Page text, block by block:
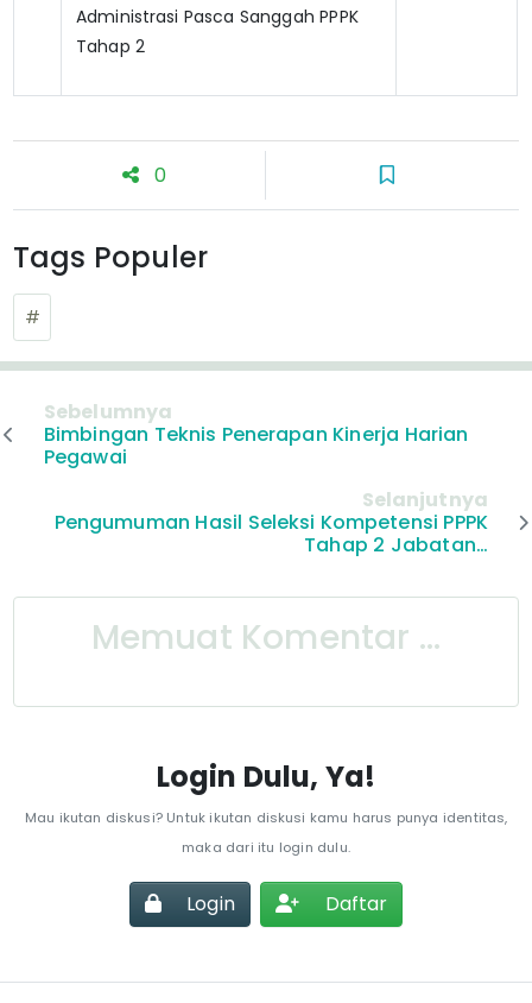
Administrasi Pasca Sanggah PPPK
Tahap 2
0
Tags Populer
#
Sebelumnya
Bimbingan Teknis Penerapan Kinerja Harian
Pegawai
Selanjutnya
Pengumuman Hasil Seleksi Kompetensi PPPK
Tahap 2 Jabatan…
Memuat Komentar ...
Login Dulu, Ya!
Mau ikutan diskusi? Untuk ikutan diskusi kamu harus punya identitas,
maka dari itu login dulu.
Login Daftar